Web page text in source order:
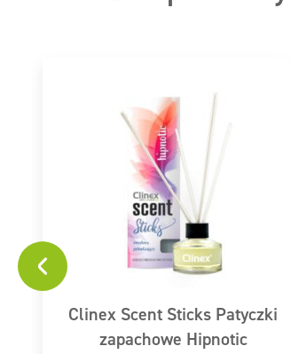
GHS07
Clinex Scent Sticks Patyczki
zapachowe Hipnotic